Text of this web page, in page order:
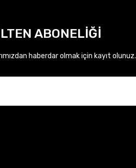
ABONELİĞİ
haberdar olmak için kayıt olunuz.